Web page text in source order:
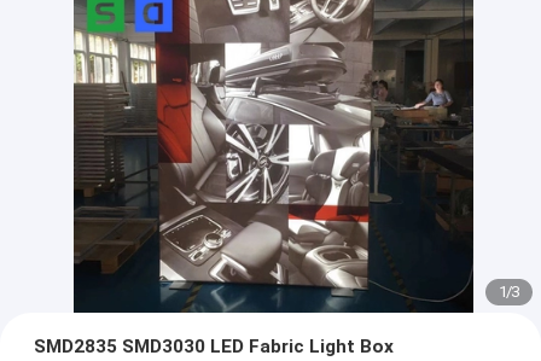
1/3
SMD2835 SMD3030 LED Fabric Light Box